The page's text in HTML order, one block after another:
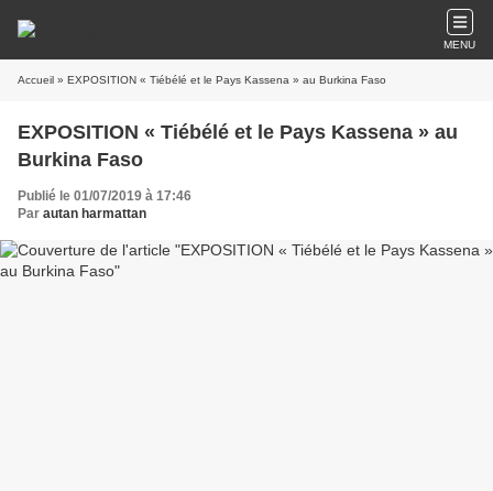
MENU
Accueil » EXPOSITION « Tiébélé et le Pays Kassena » au Burkina Faso
EXPOSITION « Tiébélé et le Pays Kassena » au
Burkina Faso
Publié le 01/07/2019 à 17:46
Par autan harmattan